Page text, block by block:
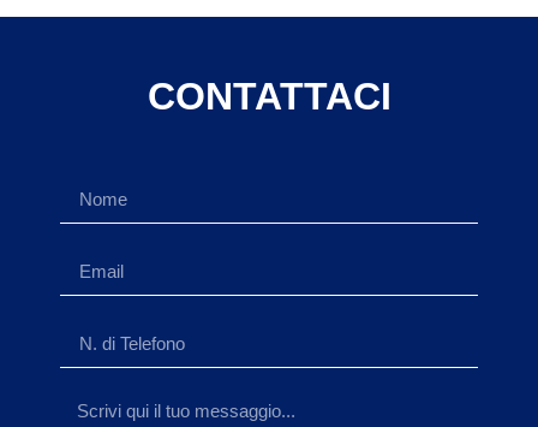
CONTATTACI